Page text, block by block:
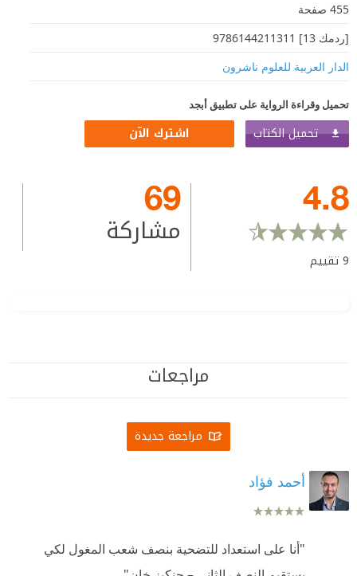
455 صفحة
[ردمك 13] 9786144211311
الدار العربية للعلوم ناشرون
تحميل وقراءة الرواية على تطبيق أبجد
تحميل الكتاب اشترك الآن
4.8
9تقييم
69
مشاركة
مراجعات
مراجعة جديدة
أحمد فؤاد
"أنا على استعداد للتضحية بنصف شعب المغول لكي